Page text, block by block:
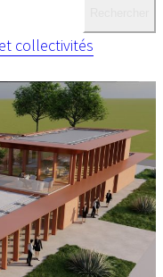
collectivités